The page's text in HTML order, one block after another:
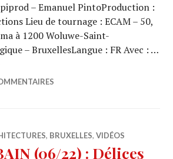
– Emanuel PintoProduction :
Lieu de tournage : ECAM – 50,
à 1200 Woluwe-Saint-
– BruxellesLangue : FR Avec : …
ARCHI URBAIN (06/23) : Modulo
, BRUXELLES,VIDÉOS
(06/22) : Délices